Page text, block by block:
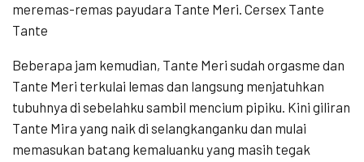
meremas-remas payudara Tante Meri. Cersex Tante
Tante
Beberapa jam kemudian, Tante Meri sudah orgasme dan
Tante Meri terkulai lemas dan langsung menjatuhkan
tubuhnya di sebelahku sambil mencium pipiku. Kini giliran
Tante Mira yang naik di selangkanganku dan mulai
memasukan batang kemaluanku yang masih tegak